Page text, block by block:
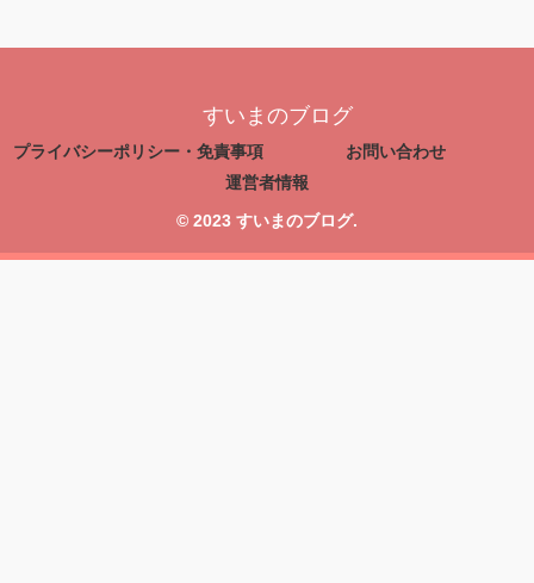
すいまのブログ
プライバシーポリシー・免責事項
お問い合わせ
運営者情報
© 2023 すいまのブログ.